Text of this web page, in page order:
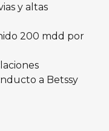
y altas
200 mdd por
a Betssy